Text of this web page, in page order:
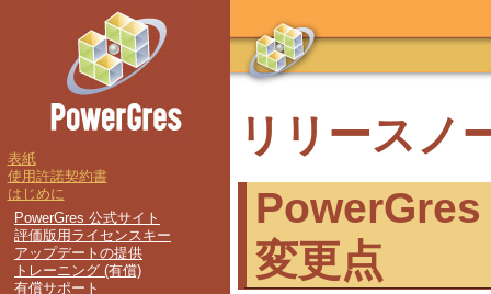
リリースノ
変更点